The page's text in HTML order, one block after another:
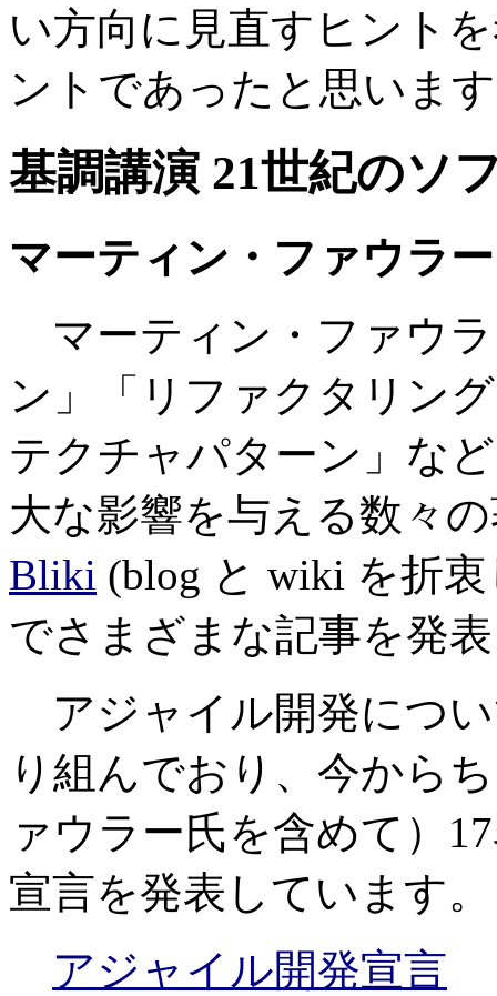
い方向に見直すヒント
ントであったと思いま
基調講演 21世紀のソ
マーティン・ファウラ
マーティン・ファウ
ン」「リファクタリン
テクチャパターン」な
大な影響を与える数々
Bliki (blog と wiki を折
でさまざまな記事を発
アジャイル開発につ
り組んでおり、今から
ァウラー氏を含めて）
宣言を発表しています。
アジャイル開発宣言